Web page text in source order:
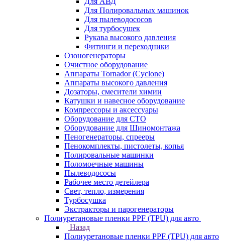
Для Полировальных машинок
Для пылеводососов
Для турбосушек
Рукава высокого давления
Фитинги и переходники
Озоногенераторы
Очистное оборудование
Аппараты Tornador (Cyclone)
Аппараты высокого давления
Дозаторы, смесители химии
Катушки и навесное оборудование
Компрессоры и аксессуары
Оборудование для СТО
Оборудование для Шиномонтажа
Пеногенераторы, спрееры
Пенокомплекты, пистолеты, копья
Полировальные машинки
Поломоечные машины
Пылеводососы
Рабочее место детейлера
Свет, тепло, измерения
Турбосушка
Экстракторы и парогенераторы
Полиуретановые пленки PPF (TPU) для авто
Назад
Полиуретановые пленки PPF (TPU) для авто